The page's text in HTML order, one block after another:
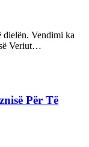
dielën. Vendimi ka
Veriut…
Për Të